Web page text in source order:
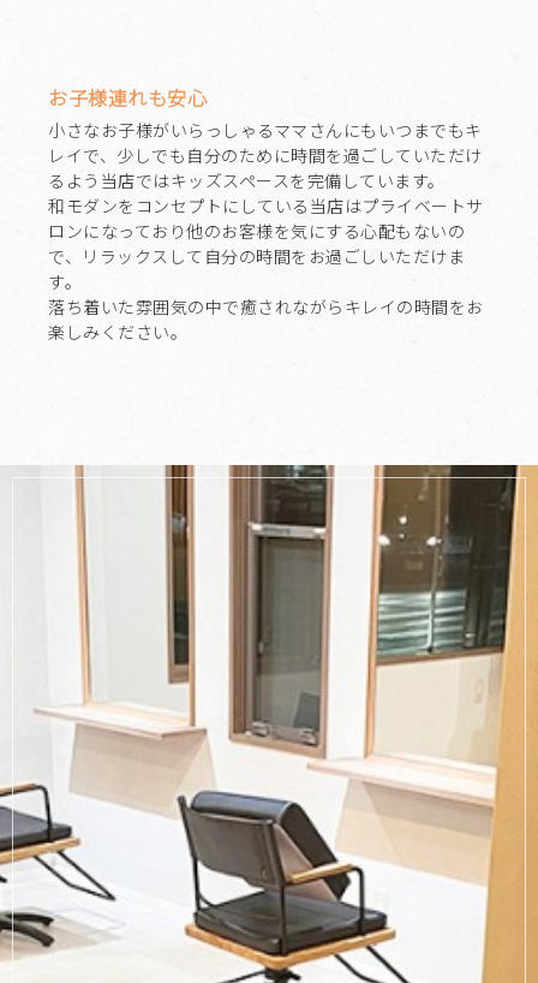
お子様連れも安心
小さなお子様がいらっしゃるママさんにもいつまでもキ
レイで、少しでも自分のために時間を過ごしていただけ
るよう当店ではキッズスペースを完備しています。
和モダンをコンセプトにしている当店はプライベートサ
ロンになっており他のお客様を気にする心配もないの
で、リラックスして自分の時間をお過ごしいただけま
す。
落ち着いた雰囲気の中で癒されながらキレイの時間をお
楽しみください。